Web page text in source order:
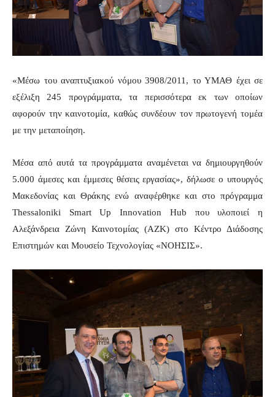
«Μέσω του αναπτυξιακού νόμου 3908/2011, το ΥΜΑΘ έχει σε
εξέλιξη 245 προγράμματα, τα περισσότερα εκ των οποίων
αφορούν την καινοτομία, καθώς συνδέουν τον πρωτογενή τομέα
με την μεταποίηση.
Μέσα από αυτά τα προγράμματα αναμένεται να δημιουργηθούν
5.000 άμεσες και έμμεσες θέσεις εργασίας», δήλωσε ο υπουργός
Μακεδονίας και Θράκης ενώ αναφέρθηκε και στο πρόγραμμα
Thessaloniki
Smart Up Innovation Hub που υλοποιεί η
Αλεξάνδρεια Ζώνη Καινοτομίας (ΑΖΚ) στο Κέντρο Διάδοσης
Επιστημών και Μουσείο Τεχνολογίας «ΝΟΗΣΙΣ».